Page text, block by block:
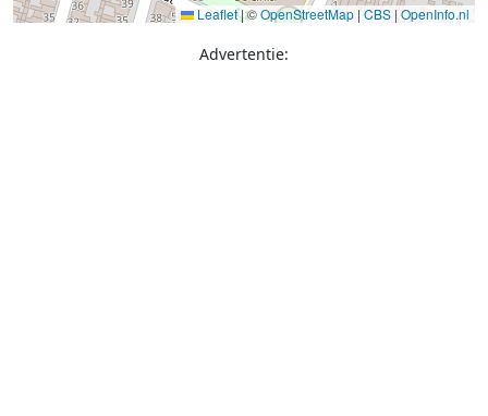
Leaflet|©OpenStreetMap | CBS | OpenInfo.nl
Advertentie: